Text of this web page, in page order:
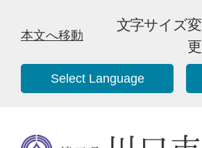
本文へ移動
文字サイズ変
更
Select Language